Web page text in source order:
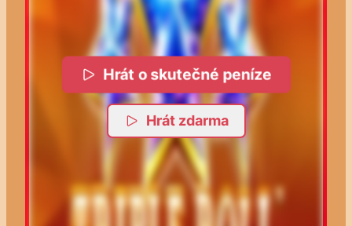
Hrát o skutečné peníze
Hrát zdarma